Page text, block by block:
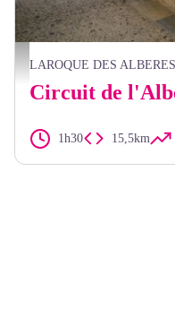
Frédéric Hédelin
LAROQUE DES ALBERES
1h30 15,5km